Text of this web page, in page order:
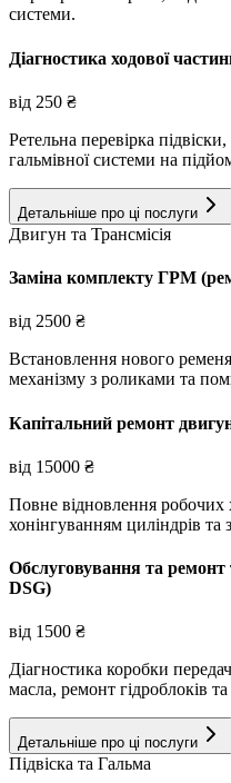
системи.
Діагностика ходової
від 250 ₴
Ретельна перевірка
гальмівної системи на
Детальніше про ці послуги
Двигун та Трансмісія
Заміна комплекту ГРМ
від 2500 ₴
Встановлення нового
механізму з роликами та
Капітальний ремонт
від 15000 ₴
Повне відновлення робочих
хонінгуванням циліндрів
Обслуговування та
DSG)
від 1500 ₴
Діагностика коробки
масла, ремонт гідроблоків
Детальніше про ці послуги
Підвіска та Гальма